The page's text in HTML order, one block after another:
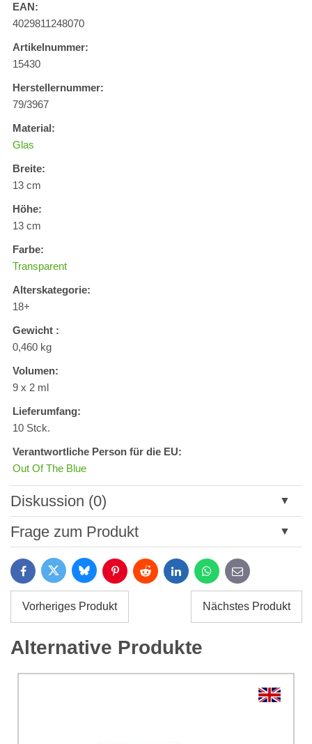
EAN:
4029811248070
Artikelnummer:
15430
Herstellernummer:
79/3967
Material:
Glas
Breite:
13 cm
Höhe:
13 cm
Farbe:
Transparent
Alterskategorie:
18+
Gewicht :
0,460 kg
Volumen:
9 x 2 ml
Lieferumfang:
10 Stck.
Verantwortliche Person für die EU:
Out Of The Blue
Diskussion (0)
Neuer Kommentar
Titel:
Name:*
Frage zum Produkt
*
Ihre E-Mail:*
FacebookTwitter BlueskyPinterestReddit LinkedInWhatsApp
E-
mail
Vorheriges Produkt Nächstes Produkt
Alternative Produkte